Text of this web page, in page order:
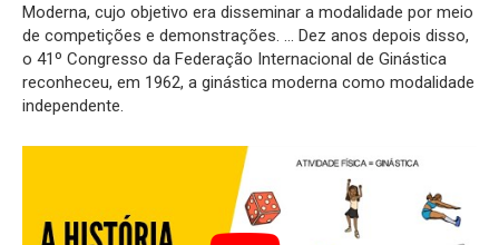
Moderna, cujo objetivo era disseminar a modalidade por meio
de competições e demonstrações. … Dez anos depois disso,
o 41º Congresso da Federação Internacional de Ginástica
reconheceu, em 1962, a ginástica moderna como modalidade
independente.